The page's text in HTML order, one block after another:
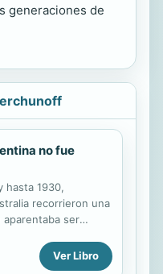
generaciones de
no fue
hasta 1930,
recorrieron una
ser
publicó un libro
a nuestro país
Ver Libro